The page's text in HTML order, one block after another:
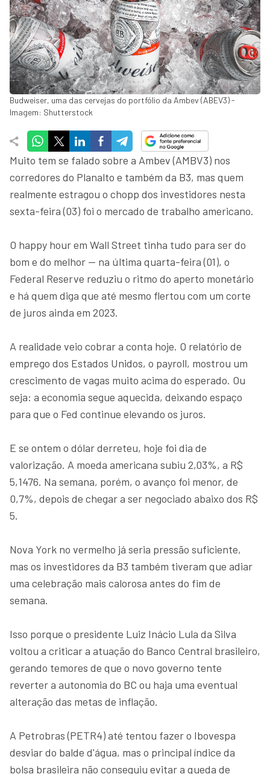
Budweiser, uma das cervejas do portfólio da Ambev (ABEV3) -
Imagem: Shutterstock
Muito tem se falado sobre a Ambev (AMBV3) nos
corredores do Planalto e também da B3, mas quem
realmente estragou o chopp dos investidores nesta
sexta-feira (03) foi o mercado de trabalho americano.
O happy hour em Wall Street tinha tudo para ser do
bom e do melhor — na última quarta-feira (01), o
Federal Reserve reduziu o ritmo do aperto monetário
e há quem diga que até mesmo flertou com um corte
de juros ainda em 2023.
A realidade veio cobrar a conta hoje. O relatório de
emprego dos Estados Unidos, o payroll, mostrou um
crescimento de vagas muito acima do esperado. Ou
seja: a economia segue aquecida, deixando espaço
para que o Fed continue elevando os juros.
E se ontem o dólar derreteu, hoje foi dia de
valorização. A moeda americana subiu 2,03%, a R$
5,1476. Na semana, porém, o avanço foi menor, de
0,7%, depois de chegar a ser negociado abaixo dos R$
5.
Nova York no vermelho já seria pressão suficiente,
mas os investidores da B3 também tiveram que adiar
uma celebração mais calorosa antes do fim de
semana.
Isso porque o presidente Luiz Inácio Lula da Silva
voltou a criticar a atuação do Banco Central brasileiro,
gerando temores de que o novo governo tente
reverter a autonomia do BC ou haja uma eventual
alteração das metas de inflação.
A Petrobras (PETR4) até tentou fazer o Ibovespa
desviar do balde d'água, mas o principal índice da
bolsa brasileira não conseguiu evitar a queda de